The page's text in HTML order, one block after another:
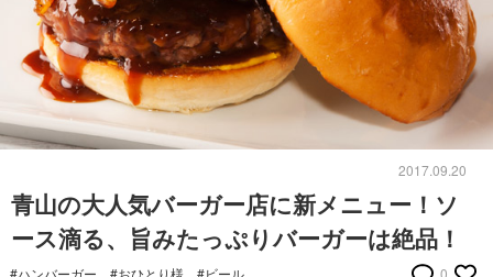
2017.09.20
青山の大人気バーガー店に新メニュー！ソ
ース滴る、旨みたっぷりバーガーは絶品！
#ハンバーガー #おひとり様 #ビール 0